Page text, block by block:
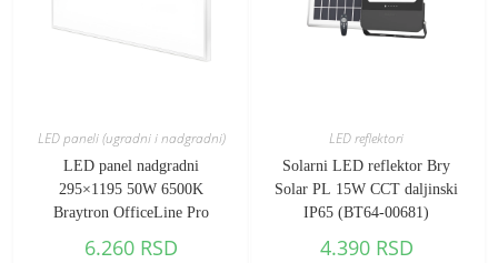
LED paneli (ugradni i nadgradni)
LED panel nadgradni
295×1195 50W 6500K
Braytron OfficeLine Pro
6.260 RSD
LED reflektori
Solarni LED reflektor Bry
Solar PL 15W CCT daljinski
IP65 (BT64-00681)
4.390 RSD